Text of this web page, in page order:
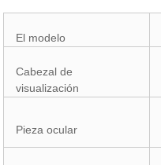
El modelo
Cabezal de
visualización
Pieza ocular